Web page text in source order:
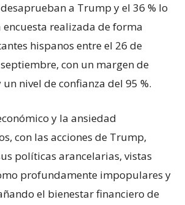
a Trump y el 36 % lo
encuesta realizada de forma
hispanos entre el 26 de
con un margen de
nivel de confianza del 95 %.
y la ansiedad
con las acciones de Trump,
políticas arancelarias, vistas
profundamente impopulares y
el bienestar financiero de